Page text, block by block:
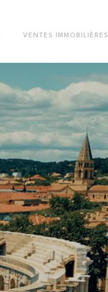
VENTES IMMOBILIÈRES